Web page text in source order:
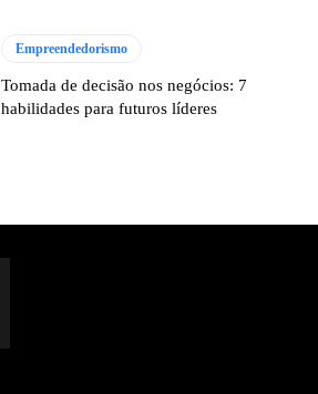
Empreendedorismo
Tomada de decisão nos negócios: 7
habilidades para futuros líderes